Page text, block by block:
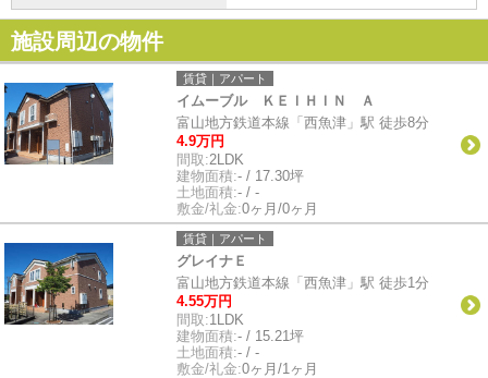
施設周辺の物件
賃貸｜アパート
イムーブル ＫＥＩＨＩＮ Ａ
富山地方鉄道本線「西魚津」駅 徒歩8分
4.9万円
間取:2LDK
建物面積:- / 17.30坪
土地面積:- / -
敷金/礼金:0ヶ月/0ヶ月
賃貸｜アパート
グレイナＥ
富山地方鉄道本線「西魚津」駅 徒歩1分
4.55万円
間取:1LDK
建物面積:- / 15.21坪
土地面積:- / -
敷金/礼金:0ヶ月/1ヶ月